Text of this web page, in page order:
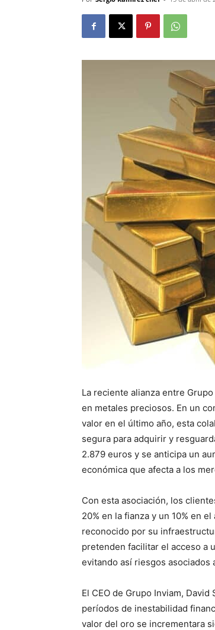
La reciente alianza entre
en metales preciosos. En un
valor en el último año, esta
segura para adquirir y
2.879 euros y se anticipa un
económica que afecta a los
Con esta asociación, los
20% en la fianza y un 10% en
reconocido por su
pretenden facilitar el acceso a
evitando así riesgos asociados
El CEO de Grupo Inviam,
períodos de inestabilidad
valor del oro se incrementara